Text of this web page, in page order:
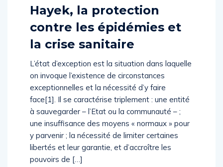
Hayek, la protection
contre les épidémies et
la crise sanitaire
L’état d’exception est la situation dans laquelle
on invoque l’existence de circonstances
exceptionnelles et la nécessité d’y faire
face[1]. Il se caractérise triplement : une entité
à sauvegarder – l’Etat ou la communauté – ;
une insuffisance des moyens « normaux » pour
y parvenir ; la nécessité de limiter certaines
libertés et leur garantie, et d’accroître les
pouvoirs de […]